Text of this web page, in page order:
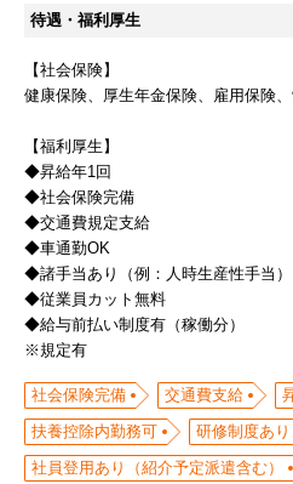
待遇・福利厚生
【社会保険】
健康保険、厚生年金保険、雇用保険
【福利厚生】
◆昇給年1回
◆社会保険完備
◆交通費規定支給
◆車通勤OK
◆諸手当あり（例：人時生産性手当）
◆従業員カット無料
◆給与前払い制度有（稼働分）
社会保険完備 交通費支給
扶養控除内勤務可
研修制度あり
社員登用あり（紹介予定派遣含む）